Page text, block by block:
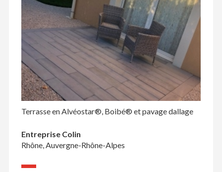
Terrasse en Alvéostar®, Boibé® et pavage dallage
Entreprise Colin
Rhône, Auvergne-Rhône-Alpes